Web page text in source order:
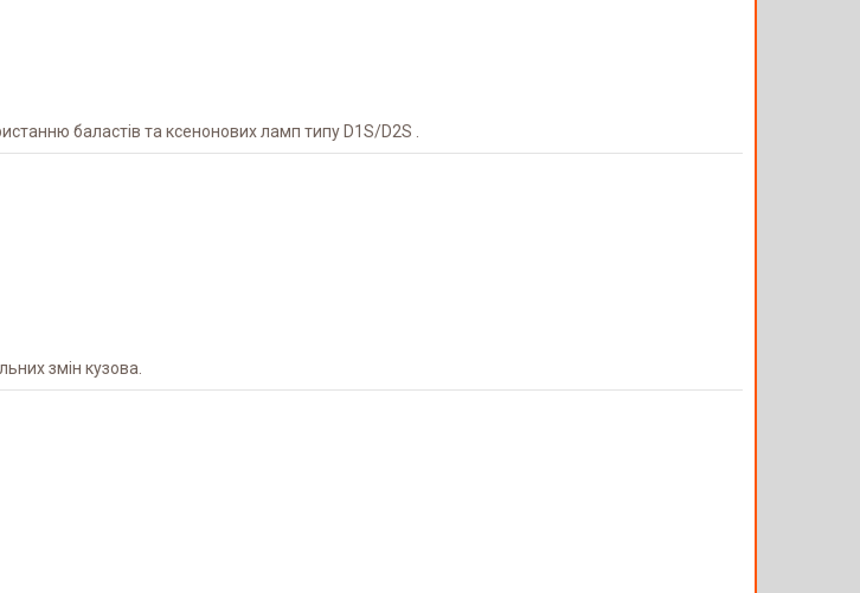
баластів та ксенонових ламп типу D1S/D2S .
змін кузова.